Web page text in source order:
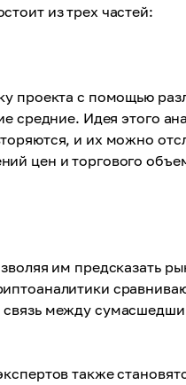
из трех частей:
проекта с помощью
средние. Идея этого
и их можно
цен и торгового
им предсказать
между
также